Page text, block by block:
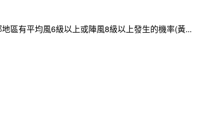
區有平均風6級以上或陣風8級以上發生的機率(黃...